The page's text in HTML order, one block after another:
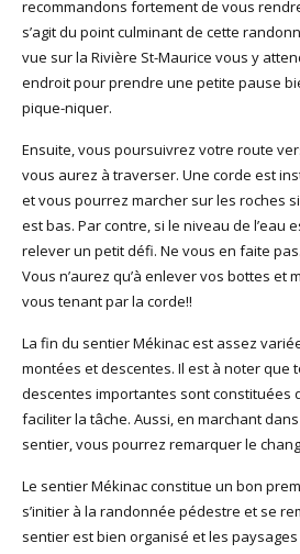
recommandons fortement de vous
s’agit du point culminant de cette
vue sur la Rivière St-Maurice vous y
endroit pour prendre une petite pause
pique-niquer.
Ensuite, vous poursuivrez votre route
vous aurez à traverser. Une corde est
et vous pourrez marcher sur les roches
est bas. Par contre, si le niveau de l’eau
relever un petit défi. Ne vous en faite
Vous n’aurez qu’à enlever vos bottes et
vous tenant par la corde!!
La fin du sentier Mékinac est assez
montées et descentes. Il est à noter que
descentes importantes sont constituées
faciliter la tâche. Aussi, en marchant
sentier, vous pourrez remarquer le
Le sentier Mékinac constitue un bon
s’initier à la randonnée pédestre et se
sentier est bien organisé et les